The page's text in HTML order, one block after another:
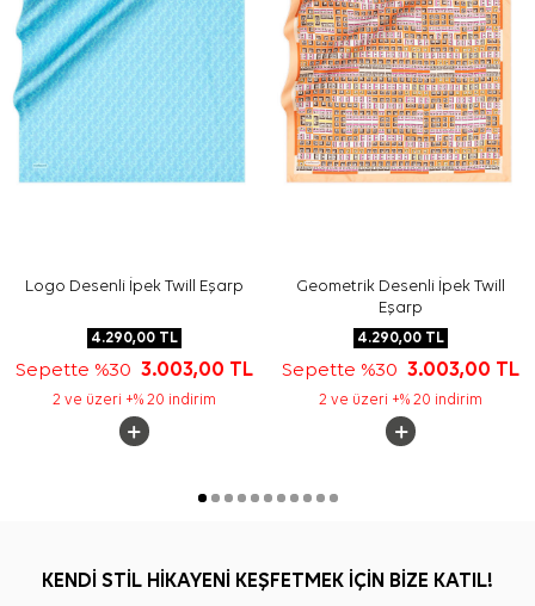
izleyiniz. İpek ve hassas eşarp bakımında, etiket
talimatına uygun elde bakım gerektiren durumlardaAker
İpek Eşarp Şampuanıkullanabilirsiniz.
Sıkça Sorulan Sorular
Turuncu İpek Kare Çiçekli Eşarp hangi materyaldendir?
Bu ipek eşarp hangi renklerle kombinlenir?
Eşarbın deseni nasıldır?
Logo Desenli İpek Twill Eşarp
4.290,00TL
Sepette %30 3.003,00 TL
2 ve üzeri +% 20 indirim
Geometrik Desenli İpek Twill
Eşarp
4.290,00 TL
Sepette %303.003,00 TL
2 ve üzeri +% 20 indirim
KENDİ STİL HİKAYENİ KEŞFETMEK İÇİN BİZE KATIL!